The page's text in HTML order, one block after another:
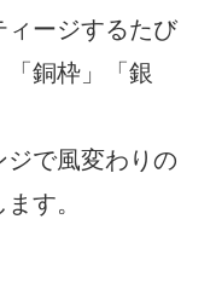
ィージするたび
銅枠」「銀
ジで風変わりの
す。